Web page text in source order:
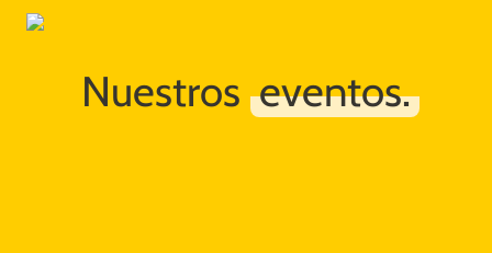
Nuestros eventos.